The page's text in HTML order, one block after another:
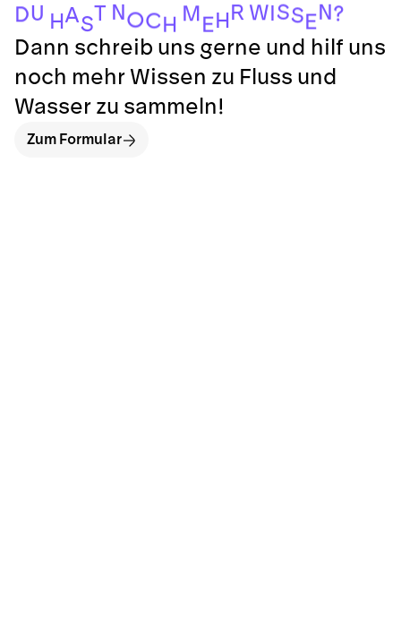
DU H AST N OC H M E H R W SS EN?
Dann schreib uns gerne und hilf uns
noch mehr Wissen zu Fluss und
Wasser zu sammeln!
Zum Formular